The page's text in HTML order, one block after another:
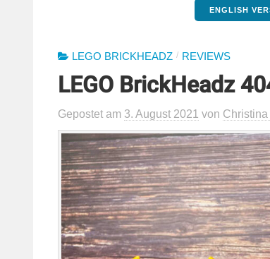
ENGLISH
LEGO BRICKHEADZ / REVIEWS
LEGO BrickHeadz
Gepostet am 3. August 2021 von